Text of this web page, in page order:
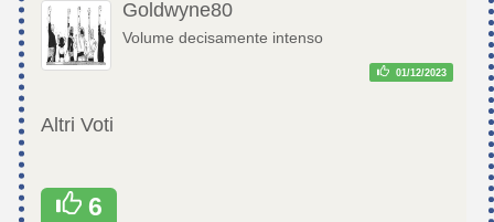
Goldwyne80
Volume decisamente intenso
01/12/2023
Altri Voti
6